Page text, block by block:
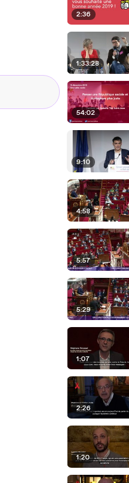
2:36
1:33:28
54:02
9:10
4:58
5:57
5:29
1:07
2:26
1:20